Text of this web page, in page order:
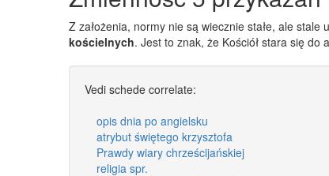
Z założenia, normy nie są wiecznie stałe, ale
kościelnych. Jest to znak, że Kościół stara się
Vedi schede correlate:
opis dnia po angielsku
atrybut świętego krzysztofa
Prawdy wiary chrześcijańskiej
religia spr.